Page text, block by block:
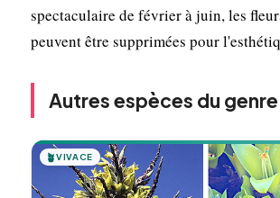
spectaculaire de février à juin, les
peuvent être supprimées pour
Autres espèces du
🪴VIVACE